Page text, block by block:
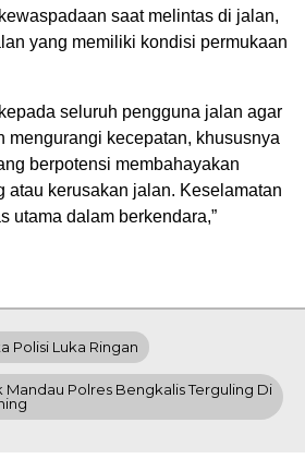
saat melintas di jalan,
yang memiliki kondisi permukaan
seluruh pengguna jalan agar
mengurangi kecepatan, khususnya
berpotensi membahayakan
atau kerusakan jalan. Keselamatan
utama dalam berkendara,”
Polisi Luka Ringan
Mandau Polres Bengkalis Terguling Di